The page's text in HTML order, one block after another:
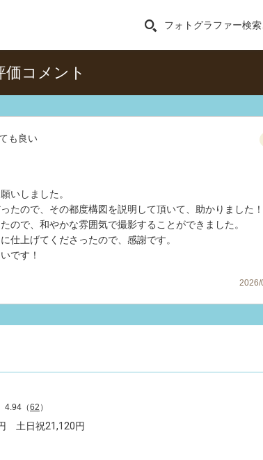
フォトグラファー検索
コメント
も良い
いしました。
たので、その都度構図を説明して頂いて、助かりました！
ので、和やかな雰囲気で撮影することができました。
仕上げてくださったので、感謝です。
です！
2026/
4.94 （62 ）
土日祝21,120円